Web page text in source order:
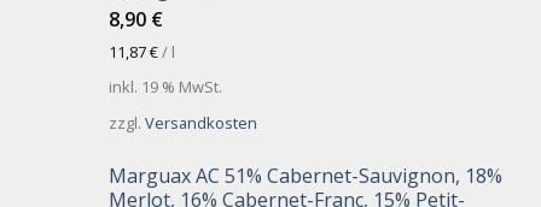
8,90 €
11,87€/ l
inkl. 19 % MwSt.
zzgl. Versandkosten
Marguax AC 51% Cabernet-Sauvignon, 18%
Merlot, 16% Cabernet-Franc, 15% Petit-